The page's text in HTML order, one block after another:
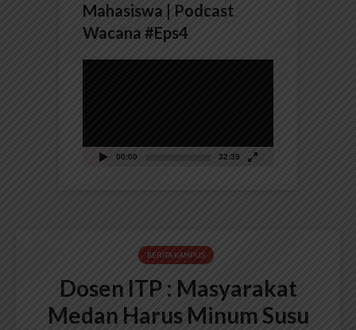
Mahasiswa | Podcast
Wacana #Eps4
00:00 32:39
BERITA KAMPUS
Dosen ITP : Masyarakat
Medan Harus Minum Susu